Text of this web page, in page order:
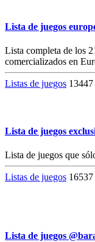
Lista de juegos
Lista completa de los
comercializados en
Listas de juegos
Lista de juegos
Lista de juegos que
Listas de juegos
Lista de juegos